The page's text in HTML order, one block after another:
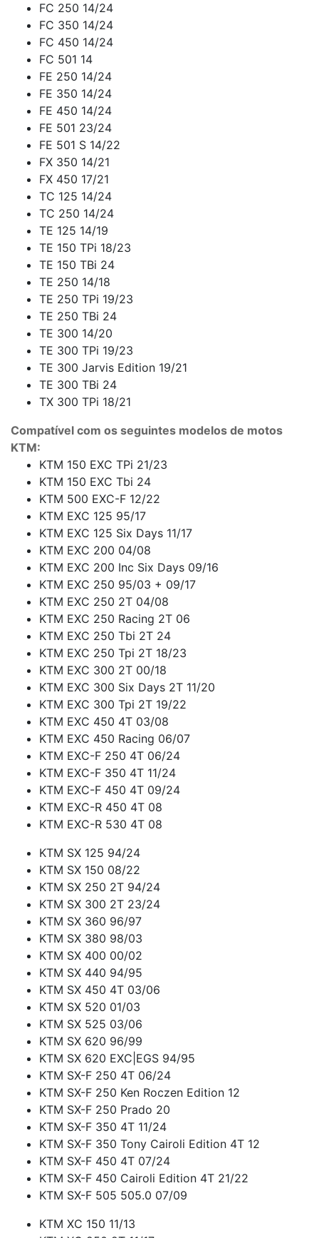
FC 250 14/24
FC 350 14/24
FC 450 14/24
FC 501 14
FE 250 14/24
FE 350 14/24
FE 450 14/24
FE 501 23/24
FE 501 S 14/22
FX 350 14/21
FX 450 17/21
TC 125 14/24
TC 250 14/24
TE 125 14/19
TE 150 TPi 18/23
TE 150 TBi 24
TE 250 14/18
TE 250 TPi 19/23
TE 250 TBi 24
TE 300 14/20
TE 300 TPi 19/23
TE 300 Jarvis Edition 19/21
TE 300 TBi 24
TX 300 TPi 18/21
Compatível com os seguintes modelos de motos
KTM:
KTM 150 EXC TPi 21/23
KTM 150 EXC Tbi 24
KTM 500 EXC-F 12/22
KTM EXC 125 95/17
KTM EXC 125 Six Days 11/17
KTM EXC 200 04/08
KTM EXC 200 Inc Six Days 09/16
KTM EXC 250 95/03 + 09/17
KTM EXC 250 2T 04/08
KTM EXC 250 Racing 2T 06
KTM EXC 250 Tbi 2T 24
KTM EXC 250 Tpi 2T 18/23
KTM EXC 300 2T 00/18
KTM EXC 300 Six Days 2T 11/20
KTM EXC 300 Tpi 2T 19/22
KTM EXC 450 4T 03/08
KTM EXC 450 Racing 06/07
KTM EXC-F 250 4T 06/24
KTM EXC-F 350 4T 11/24
KTM EXC-F 450 4T 09/24
KTM EXC-R 450 4T 08
KTM EXC-R 530 4T 08
KTM SX 125 94/24
KTM SX 150 08/22
KTM SX 250 2T 94/24
KTM SX 300 2T 23/24
KTM SX 360 96/97
KTM SX 380 98/03
KTM SX 400 00/02
KTM SX 440 94/95
KTM SX 450 4T 03/06
KTM SX 520 01/03
KTM SX 525 03/06
KTM SX 620 96/99
KTM SX 620 EXC|EGS 94/95
KTM SX-F 250 4T 06/24
KTM SX-F 250 Ken Roczen Edition 12
KTM SX-F 250 Prado 20
KTM SX-F 350 4T 11/24
KTM SX-F 350 Tony Cairoli Edition 4T 12
KTM SX-F 450 4T 07/24
KTM SX-F 450 Cairoli Edition 4T 21/22
KTM SX-F 505 505.0 07/09
KTM XC 150 11/13